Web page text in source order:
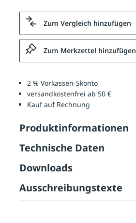
Zum Vergleich hinzufügen
Zum Merkzettel hinzufügen
2 % Vorkassen-Skonto
versandkostenfrei ab 50 €
Kauf auf Rechnung
Produktinformationen
Technische Daten
Downloads
Ausschreibungstexte